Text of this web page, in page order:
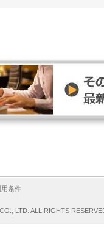
用条件
LTD. ALL RIGHTS